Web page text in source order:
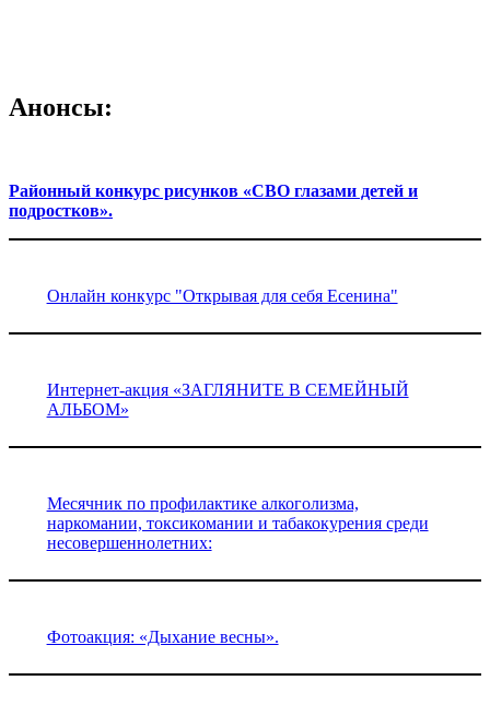
Анонсы:
Районный конкурс рисунков «СВО глазами детей и
подростков».
Онлайн конкурс "Открывая для себя Есенина"
Интернет-акция «ЗАГЛЯНИТЕ В СЕМЕЙНЫЙ
АЛЬБОМ»
Месячник по профилактике алкоголизма,
наркомании, токсикомании и табакокурения среди
несовершеннолетних:
Фотоакция: «Дыхание весны».